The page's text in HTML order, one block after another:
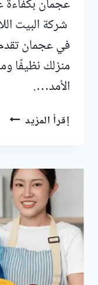
عجمان بكفاءة
شركة البيت
في عجمان
منزلك نظيفًا
الأمد….
إقرأ المزيدعاملات
في
عجمان